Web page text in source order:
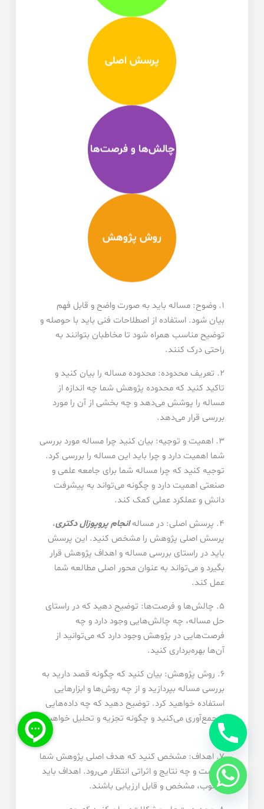
چالش‌ها و فرصت‌ها
1. وضوح: مساله باید به صورت واضح و قابل فهم
بیان شود. استفاده از اصطلاحات فنی باید با حوصله و
توضیح مناسب همراه شود تا مخاطبان بتوانند به
راحتی درک کنند.
2. تعریف محدوده: محدوده مساله را بیان کنید و
تاکید کنید که محدوده پژوهش شما چه اندازه از
مساله را پوشش می‌دهد و چه بخشی از آن را مورد
بررسی قرار می‌دهد.
3. اهمیت و توجیه: بیان کنید چرا مساله مورد بررسی
شما اهمیت دارد و چرا باید این مساله را بررسی کرد.
توجیه کنید که چرا مساله شما برای جامعه علمی و
صنعتی اهمیت دارد و چگونه می‌تواند به پیشرفت
دانش و عملکرد عملی کمک کند.
4. پرسش اصلی: در مساله
انجام پروپوزال دکتری،
پرسش اصلی پژوهش را مشخص کنید. این پرسش
باید در راستای بررسی مساله و اهداف پژوهش قرار
بگیرد و می‌تواند به عنوان محور اصلی مطالعه شما
عمل کند.
5. چالش‌ها و فرصت‌ها: توضیح دهید که در راستای
حل مساله، چه چالش‌هایی وجود دارد و چه
فرصت‌هایی در پژوهش وجود دارد که می‌توانید از
آن‌ها بهره‌برداری کنید.
6. روش پژوهش: بیان کنید که چگونه قصد دارید به
بررسی مساله بپردازید و از چه روش‌ها و ابزارهایی
استفاده خواهید کرد. توضیح دهید که چه داده‌هایی
را جمع‌آوری می‌کنید و چگونه تجزیه و تحلیل خواهید
کرد.
7. اهداف: مشخص کنید که هدف اصلی پژوهش شما
چیست و چه نتایج و اثراتی انتظار می‌رود. اهداف باید
مطلوب، مشخص و قابل ارزیابی باشند.